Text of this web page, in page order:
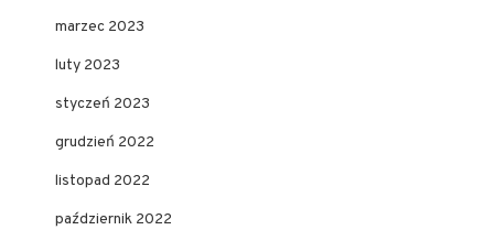
marzec 2023
luty 2023
styczeń 2023
grudzień 2022
listopad 2022
październik 2022